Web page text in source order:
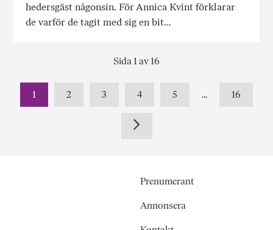
hedersgäst någonsin. För Annica Kvint förklarar
de varför de tagit med sig en bit…
Sida 1 av 16
1 2 3 4 5 ... 16
Prenumerant
Annonsera